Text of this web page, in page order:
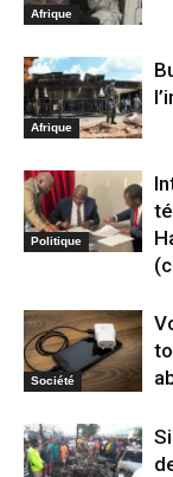
Afrique
Afrique
Politique
Société